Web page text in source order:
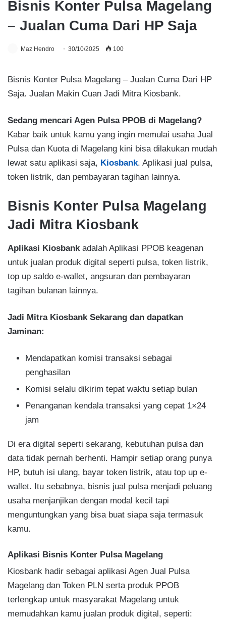
Bisnis Konter Pulsa Magelang
– Jualan Cuma Dari HP Saja
Maz Hendro 30/10/2025 100
Bisnis Konter Pulsa Magelang – Jualan Cuma Dari HP
Saja. Jualan Makin Cuan Jadi Mitra Kiosbank.
Sedang mencari Agen Pulsa PPOB di Magelang?
Kabar baik untuk kamu yang ingin memulai usaha Jual
Pulsa dan Kuota di Magelang kini bisa dilakukan mudah
lewat satu aplikasi saja, Kiosbank. Aplikasi jual pulsa,
token listrik, dan pembayaran tagihan lainnya.
Bisnis Konter Pulsa Magelang
Jadi Mitra Kiosbank
Aplikasi Kiosbankadalah Aplikasi PPOB keagenan
untuk jualan produk digital seperti pulsa, token listrik,
top up saldo e-wallet, angsuran dan pembayaran
tagihan bulanan lainnya.
Jadi Mitra Kiosbank Sekarang dan dapatkan
Jaminan:
Mendapatkan komisi transaksi sebagai
penghasilan​
Komisi selalu dikirim tepat waktu setiap bulan​
Penanganan kendala transaksi yang cepat 1×24
jam​
Di era digital seperti sekarang, kebutuhan pulsa dan
data tidak pernah berhenti. Hampir setiap orang punya
HP, butuh isi ulang, bayar token listrik, atau top up e-
wallet. Itu sebabnya, bisnis jual pulsa menjadi peluang
usaha menjanjikan dengan modal kecil tapi
menguntungkan yang bisa buat siapa saja termasuk
kamu.
Aplikasi Bisnis Konter Pulsa Magelang
Kiosbank hadir sebagai aplikasi Agen Jual Pulsa
Magelang dan Token PLN serta produk PPOB
terlengkap untuk masyarakat Magelang untuk
memudahkan kamu jualan produk digital, seperti: